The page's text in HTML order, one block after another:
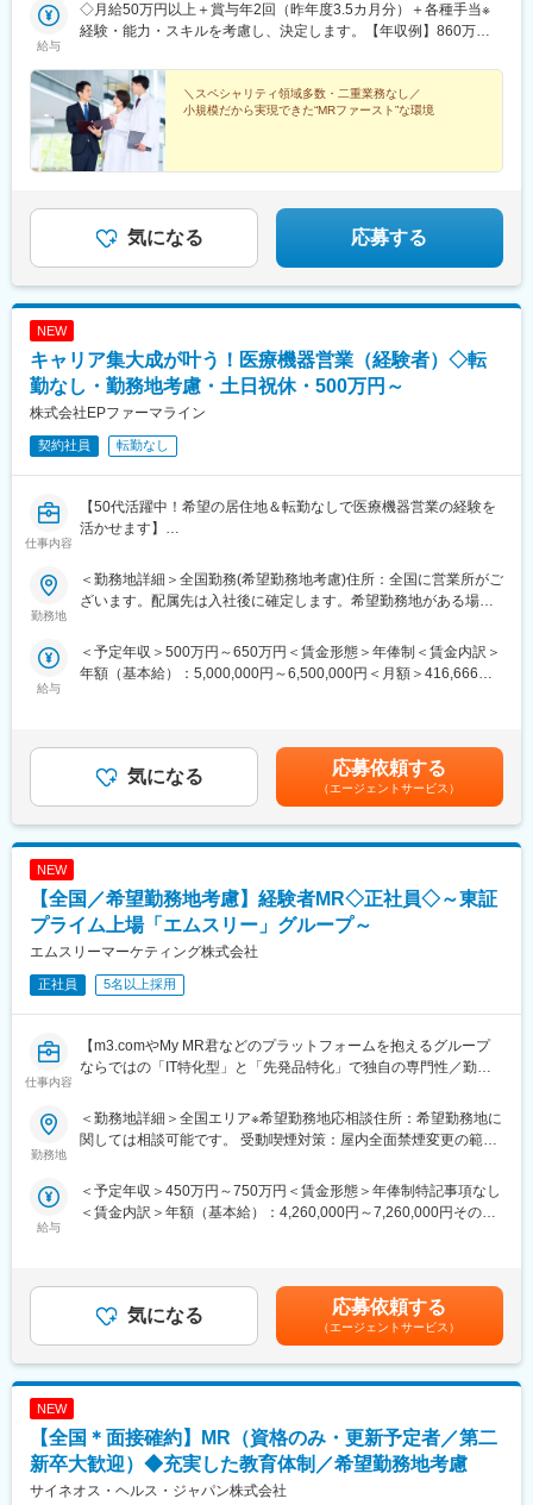
都)、横浜駅、京急川崎駅、新潟駅、富山駅、金沢駅、福井駅、甲
府駅、長野駅、岐阜駅、静岡駅、名古屋駅、津駅、大津駅、京都
駅、岡山駅、広島駅、山口駅(山口県)、徳島駅、高松駅(香川県)、
松山駅(愛媛県)、高知駅、博多駅、佐賀駅、長崎駅(長崎県)、熊本
駅、大分駅、宮崎駅、鹿児島中央駅前駅、さっぽろ駅、仙台駅(地
下鉄)、曽根田駅、宇都宮駅東口駅、中央前橋駅、京成千葉駅、船
橋駅、新宿駅(東京メトロ)、二重橋前駅、三越前駅、新高島駅、川
古屋駅、上栄町駅、西梅田駅、ハーバーランド駅、田中口駅、岡
山駅前駅、高松築港駅、ＪＲ松山駅前駅、高知駅前駅、祇園駅(福
岡県)、長崎駅前駅、熊本駅前駅、高見橋駅、北１２条駅、あおば
通駅、東宿郷駅、栄町駅(千葉県)、京成船橋駅、新宿駅、大手町駅
(東京都)、茅場町駅、高島町駅、電鉄富山駅、福井城址大名町駅、
鹿児島中央駅
給与
◇月給50万円以上＋賞与年2回（昨年度3.5カ月分）＋各種手当※
経験・能力・スキルを考慮し、決定します。【年収例】860万円
700万円／30歳（月給51万円+賞与）
＼スペシャリティ領域多数・二重業務なし／
小規模だから実現できた“MRファースト”な環境
気になる 応募する
NEW
キャリア集大成が叶う！医療機器営業（経験者）◇転
勤なし・勤務地考慮・土日祝休・500万円～
株式会社EPファーマライン
契約社員 転勤なし
仕事内容
【50代活躍中！希望の居住地＆転勤なしで医療機器営業の経験を
活かせます】
【はじめに】
大手CSO、EPファーマラインでは医療機器営業においてベテラン
の方を募集いたします！
方が可能です。
主に医療機器メーカーを早期退職したメンバー、介護などで短期
【業務内容】
入社後は配属前研修を受けたのち、当社クライアントである医療
機器メーカーへ配属されます。
行っていただくお仕事は、医療機器メーカーとして製品のシェア
医療機器営業時代に培った経験をそのまま活かしていただきま
す。
今までのご経験を活かせるプロジェクトをご提案いたします。
【EPファーマラインでキャリアを築くメリット】
■入社後も強力なバックアップが受けられます！
業界のご経験があっても、会社が異なれば「当たり前」も異なり
ます。
1人のプロジェクトマネージャーが管理する営業は約20名程度で
あり、相談事があればいつでも連絡できる距離感です。
長期的な視点での相談も可能です。ぜひ頼ってください。
こそ実現ができていることであり、強みの部分です。
変更の範囲：会社の定める業務
勤務地
＜勤務地詳細＞全国勤務(希望勤務地考慮)住所：全国に営業所がご
ざいます。配属先は入社後に確定します。希望勤務地がある場合
ます。）変更の範囲：会社の定める事業所
給与
＜予定年収＞500万円～650万円＜賃金形態＞年俸制＜賃金内訳＞
年額（基本給）：5,000,000円～6,500,000円＜月額＞416,666円
気になる 応募依頼する
（エージェントサービス）
NEW
【全国／希望勤務地考慮】経験者MR◇正社員◇～東証
プライム上場「エムスリー」グループ～
エムスリーマーケティング株式会社
正社員 5名以上採用
仕事内容
【m3.comやMy MR君などのプラットフォームを抱えるグループ
ならではの「IT特化型」と「先発品特化」で独自の専門性／勤務
製薬企業向けのマーケティング／販促事業を展開する当社にて、
MRを募集致します。
入社後、クライアントである製薬企業でのMR活動に従事いただき
ます。
【教育研修】
製品教育、継続研修はもちろんのこと、オンコロジー領域専門研
修、ハイブリッドMR研修、
ビジネススキル研修、IT研修（エクセル、ｍｙMR君）等特徴的な
【当社について】
当社はエムスリーグループのであり、現在はCSO事業とメディカ
ルマーケター事業の2つの事業を柱にビジネスを展開しています。
勤務地
＜勤務地詳細＞全国エリア※希望勤務地応相談住所：希望勤務地に
関しては相談可能です。 受動喫煙対策：屋内全面禁煙変更の範
給与
＜予定年収＞450万円～750万円＜賃金形態＞年俸制特記事項なし
＜賃金内訳＞年額（基本給）：4,260,000円～7,260,000円その他
回・諸手当：MR手当（上記に含む）、外勤日当 ※各種手当は就
業規則に則る・その他：車両、iPad、PC/携帯貸与 （プロジェク
トによる）賃金はあくまでも目安の金額であり、選考を通じて上
下する可能性があります。月給(月額)は固定手当を含めた表記で
す。
気になる 応募依頼する
（エージェントサービス）
NEW
【全国＊面接確約】MR（資格のみ・更新予定者／第二
新卒大歓迎）◆充実した教育体制／希望勤務地考慮
サイネオス・ヘルス・ジャパン株式会社